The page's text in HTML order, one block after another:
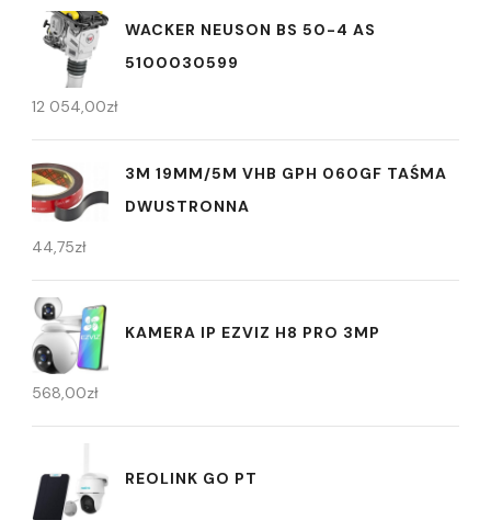
WACKER NEUSON BS 50-4 AS
5100030599
12 054,00zł
3M 19MM/5M VHB GPH 060GF TAŚMA
DWUSTRONNA
44,75zł
KAMERA IP EZVIZ H8 PRO 3MP
568,00zł
REOLINK GO PT